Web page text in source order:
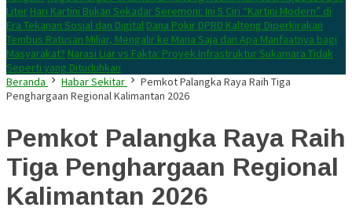
Liter Hari Kartini Bukan Sekadar Seremoni: Ini 5 Ciri “Kartini Modern” di
Era Tekanan Sosial dan Digital Dana Pokir DPRD Kalteng Diperkirakan
Tembus Ratusan Miliar, Mengalir ke Mana Saja dan Apa Manfaatnya bagi
Masyarakat? Narasi Liar vs Fakta: Proyek Infrastruktur Sukamara Tidak
Seperti yang Dituduhkan
Beranda
Habar Sekitar
Pemkot Palangka Raya Raih Tiga
Penghargaan Regional Kalimantan 2026
Pemkot Palangka Raya Raih
Tiga Penghargaan Regional
Kalimantan 2026